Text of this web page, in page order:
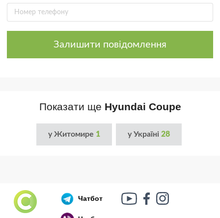
Залишити повідомлення
Показати ще Hyundai Coupe
у Житомире 1 у Україні 28
Чатбот